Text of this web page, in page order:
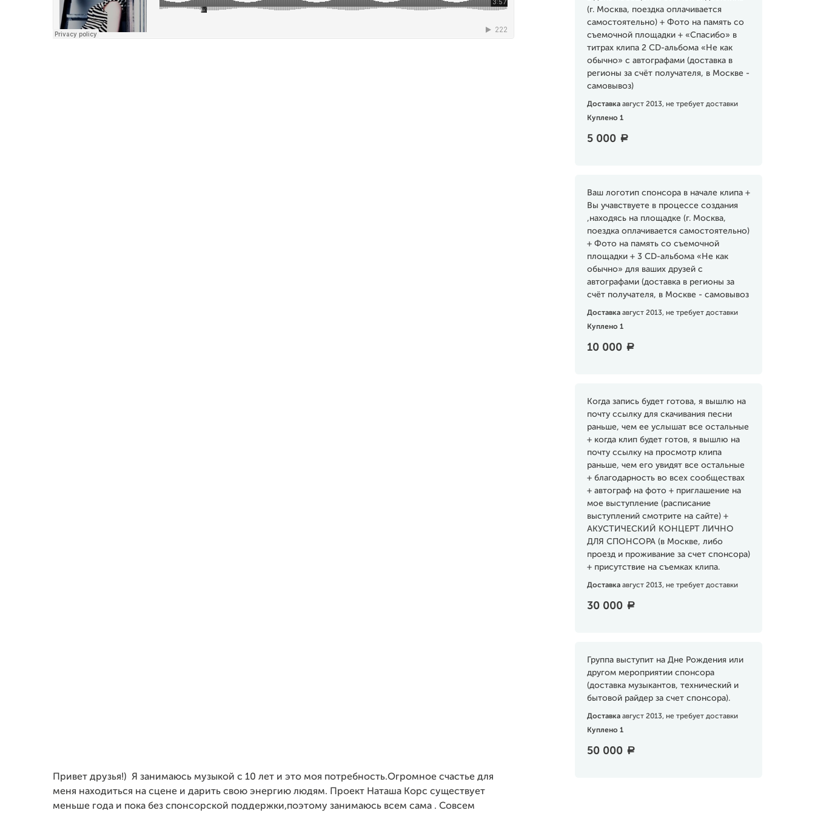
(г. Москва, поездка оплачивается
самостоятельно) + Фото на память со
съемочной площадки + «Спасибо» в
титрах клипа 2 CD-альбома «Не как
обычно» с автографами (доставка в
регионы за счёт получателя, в Москве -
самовывоз)
Доставка август 2013, не требует доставки
Куплено 1
5 000 a
Ваш логотип спонсора в начале клипа +
Вы учавствуете в процессе создания
,находясь на площадке (г. Москва,
поездка оплачивается самостоятельно)
+ Фото на память со съемочной
площадки + 3 CD-альбома «Не как
обычно» для ваших друзей с
автографами (доставка в регионы за
счёт получателя, в Москве - самовывоз
Доставка август 2013, не требует доставки
Куплено 1
10 000 a
Когда запись будет готова, я вышлю на
почту ссылку для скачивания песни
раньше, чем ее услышат все остальные
+ когда клип будет готов, я вышлю на
почту ссылку на просмотр клипа
раньше, чем его увидят все остальные
+ благодарность во всех сообществах
+ автограф на фото + приглашение на
мое выступление (расписание
выступлений смотрите на сайте) +
АКУСТИЧЕСКИЙ КОНЦЕРТ ЛИЧНО
ДЛЯ СПОНСОРА (в Москве, либо
проезд и проживание за счет спонсора)
+ присутствие на съемках клипа.
Доставка август 2013, не требует доставки
30 000 a
Группа выступит на Дне Рождения или
другом мероприятии спонсора
(доставка музыкантов, технический и
бытовой райдер за счет спонсора).
Доставка август 2013, не требует доставки
Куплено 1
50 000 a
Привет друзья!) Я занимаюсь музыкой с 10 лет и это моя потребность.Огромное счастье для
меня находиться на сцене и дарить свою энергию людям. Проект Наташа Корс существует
меньше года и пока без спонсорской поддержки,поэтому занимаюсь всем сама . Cовсем